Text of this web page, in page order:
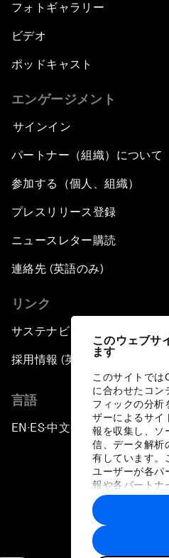
このウェブサ
ます
このサイトでは
に合わせたコン
フィックの分析
ザーによるサイ
報を収集し、ソ
信、データ解析
有しています。
ユーザーが各パ
報や各パートナ
に収集された
トナーによって
す。
フォトギャラリー
ビデオ
ポッドキャスト
エンゲージメント
サインイン
パートナー（組織）について
参加する（個人、組織）
プレスリリース登録
ニュースレター購読
連絡先 (英語のみ)
リンク
サステナビリティへの取り組み
採用情報 (英語のみ)
言語
EN ▪ES▪中文▪ 日本語
プライバシーポリ
サイト